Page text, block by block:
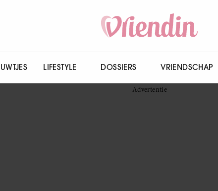
LIFESTYLE DOSSIERS VRIENDSCHAP